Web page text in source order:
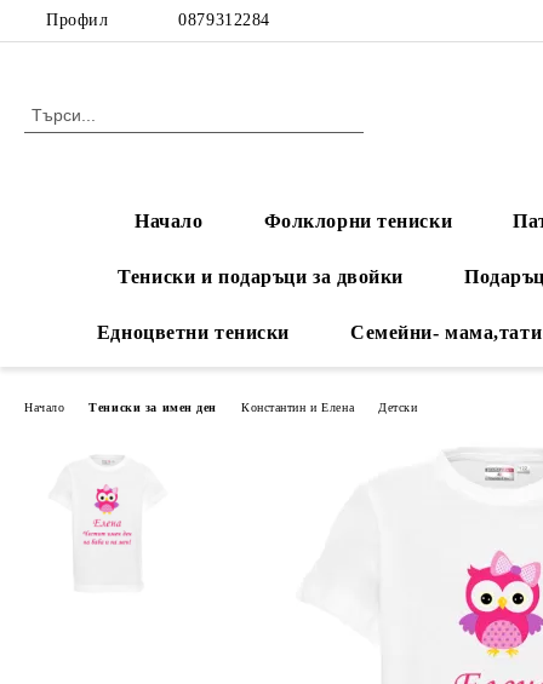
Профил 0879312284
Начало Фолклорни тениски
Тениски и подаръци за двойки
Едноцветни тениски Семейни-
Начало Тениски за имен ден Константин и Елена Детски